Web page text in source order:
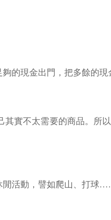
的現金出門，把多餘的現
實不太需要的商品。所
活動，譬如爬山、打球